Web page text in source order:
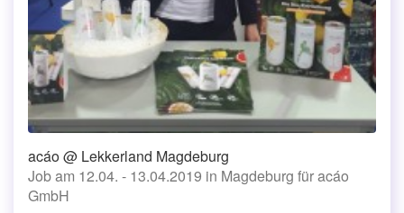
acáo @ Lekkerland Magdeburg
Job am 12.04. - 13.04.2019 in Magdeburg für acáo
GmbH